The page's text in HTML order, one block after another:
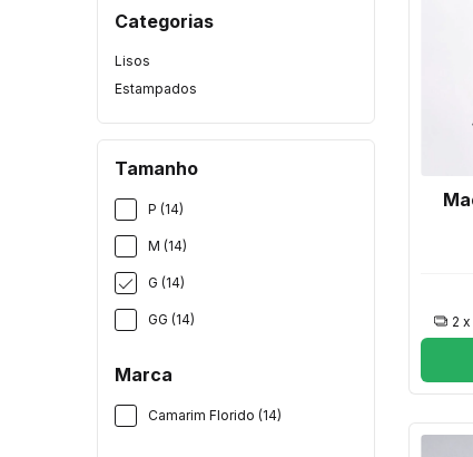
Categorias
Lisos
Estampados
Tamanho
P (14)
M (14)
G (14)
GG (14)
Marca
Camarim Florido (14)
2